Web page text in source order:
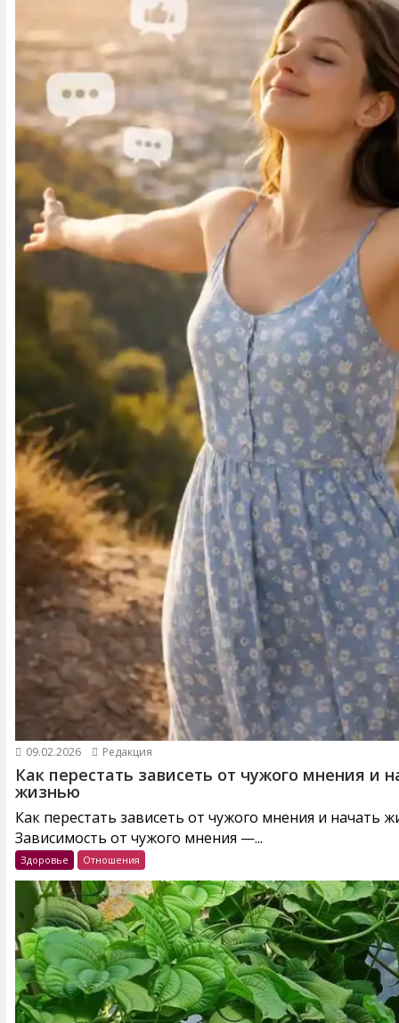
09.02.2026 Редакция
Как перестать зависеть от чужого мнения и
жизнью
Как перестать зависеть от чужого мнения и начать
Зависимость от чужого мнения —...
Здоровье Отношения